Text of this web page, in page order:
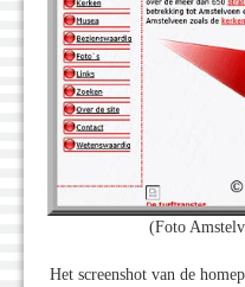
(Foto
Het screenshot van de